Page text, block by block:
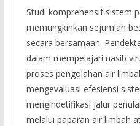
Studi komprehensif sistem
memungkinkan sejumlah
secara bersamaan.
dalam mempelajari nasib
proses pengolahan air
mengevaluasi efesiensi
mengindetifikasi jalur
melalui paparan air limbah